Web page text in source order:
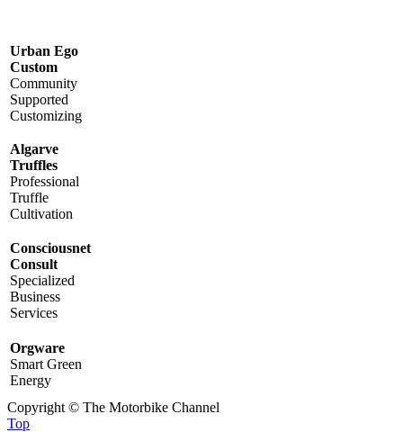
Urban Ego
Custom
Community
Supported
Customizing
Algarve
Truffles
Professional
Truffle
Cultivation
Consciousnet
Consult
Specialized
Business
Services
Orgware
Smart Green
Energy
Copyright © The Motorbike Channel
Top